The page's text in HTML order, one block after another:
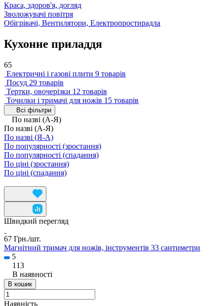
Краса, здоров'я, догляд
Зволожувачі повітря
Обігрівачі, Вентилятори, Електропростирадла
Кухонне приладдя
65
Електричні і газові плити 9 товарів
Посуд 29 товарів
Тертки, овочерізки 12 товарів
Точилки і тримачі для ножів 15 товарів
Всі фільтри
По назві (А-Я)
По назві (А-Я)
По назві (Я-А)
По популярності (зростання)
По популярності (спадання)
По ціні (зростання)
По ціні (спадання)
Швидкий перегляд
67 Грн./шт.
Магнітний тримач для ножів, інструментів 33 сантиметри
5
113
В наявності
В кошик
Наявність